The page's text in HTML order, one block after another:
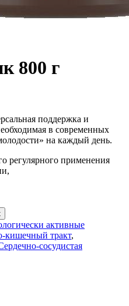
800 г
поддержка и
в современных
на каждый день.
регулярного применения
активные
кишечный тракт,
сосудистая